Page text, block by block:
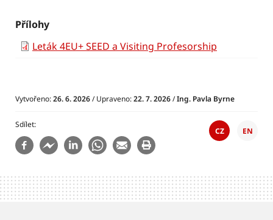
Přílohy
Leták 4EU+ SEED a Visiting Profesorship
Vytvořeno:26. 6. 2026/ Upraveno:22. 7. 2026/Ing. Pavla Byrne
Sdílet
CZ EN